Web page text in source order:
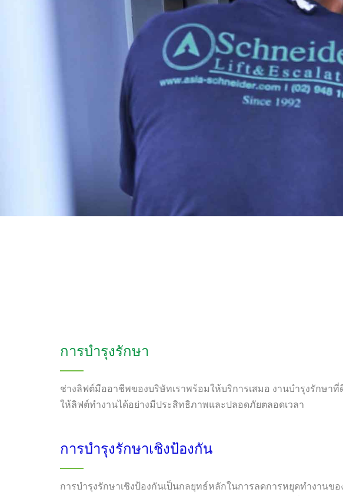
การบำรุงรักษา
ช่างลิฟต์มืออาชีพของบริษัทเราพร้อมให้บริการเสมอ งานบำรุงรักษา
ให้ลิฟต์ทำงานได้อย่างมีประสิทธิภาพและปลอดภัยตลอดเวลา
การบำรุงรักษาเชิงป้องกัน
การบำรุงรักษาเชิงป้องกันเป็นกลยุทธ์หลักในการลดการหยุดทำงานข